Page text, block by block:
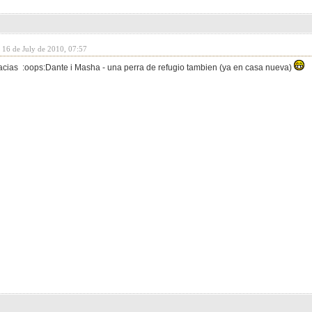
de July de 2010, 07:57
:oops:Dante i Masha - una perra de refugio tambien (ya en casa nueva)